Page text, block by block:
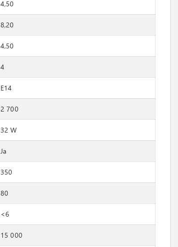
4,50
8,20
4,50
4
E14
2 700
32 W
Ja
350
80
<6
15 000